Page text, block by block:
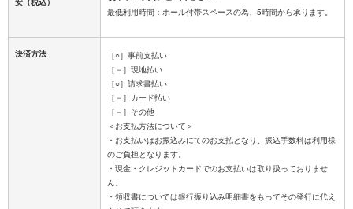
最低利用時間：ホール付帯スペースの為、5時間から承ります。
決済方法
［○］事前支払い
［－］現地払い
［○］請求書払い
［－］カード払い
［－］その他
＜お支払方法について＞
・お支払いはお振込みにてのお支払となり、振込手数料は利用様
のご負担となります。
・現金・クレジットカードでのお支払いは取り扱っておりませ
ん。
・領収書については銀行振り込み明細書をもってその発行に代え